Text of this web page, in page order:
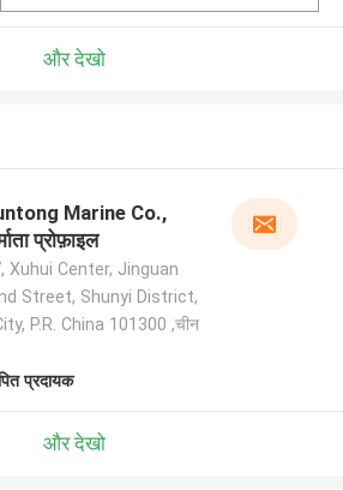
और देखो
Marine Co.,
प्रोफ़ाइल
Xuhui Center, Jinguan
Street, Shunyi District,
P.R. China 101300 ,चीन
प्रदायक
और देखो